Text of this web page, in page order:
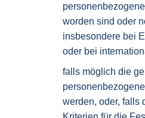
worden sind oder
insbesondere bei
oder bei
falls möglich die
werden, oder, falls